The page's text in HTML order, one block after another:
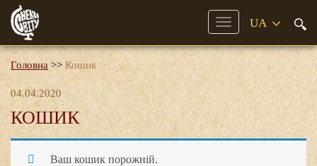
Mobile
Головна>> Кошик
04.04.2020
КОШИК
Ваш кошик порожній.